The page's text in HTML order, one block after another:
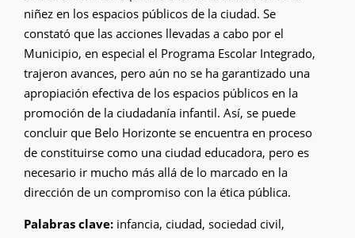
niñez en los espacios públicos de la ciudad. Se
constató que las acciones llevadas a cabo por el
Municipio, en especial el Programa Escolar Integrado,
trajeron avances, pero aún no se ha garantizado una
apropiación efectiva de los espacios públicos en la
promoción de la ciudadanía infantil. Así, se puede
concluir que Belo Horizonte se encuentra en proceso
de constituirse como una ciudad educadora, pero es
necesario ir mucho más allá de lo marcado en la
dirección de un compromiso con la ética pública.
Palabras clave: infancia, ciudad, sociedad civil,